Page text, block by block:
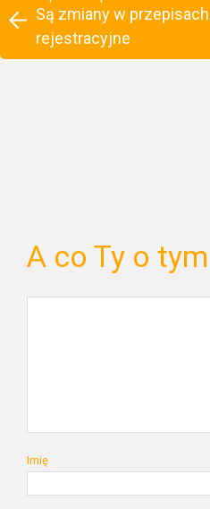
Są zmiany w
rejestracyjne
A co Ty o
Imię